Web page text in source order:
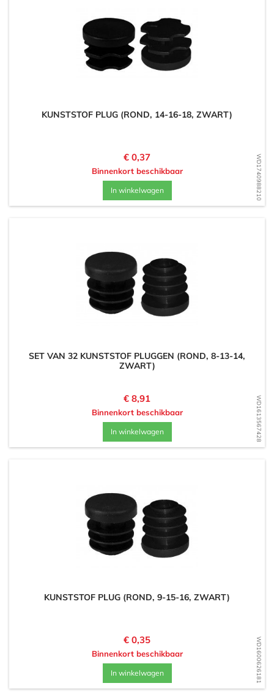
WD1740988210
KUNSTSTOF PLUG (ROND, 14-16-18, ZWART)
Prijs
€ 0,37
Binnenkort beschikbaar
In winkelwagen
WD1613567428
SET VAN 32 KUNSTSTOF PLUGGEN (ROND, 8-13-14,
ZWART)
Prijs
€ 8,91
Binnenkort beschikbaar
In winkelwagen
WD1600626181
KUNSTSTOF PLUG (ROND, 9-15-16, ZWART)
Prijs
€ 0,35
Binnenkort beschikbaar
In winkelwagen